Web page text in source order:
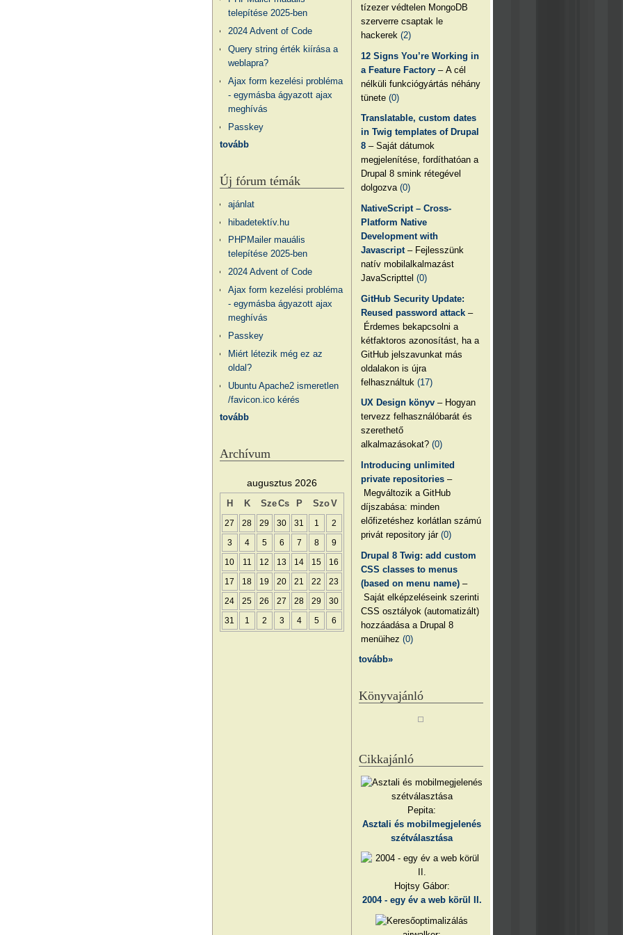
tízezer védtelen MongoDB
szerverre csaptak le
hackerek(2)
12 Signs You’re Working in
a Feature Factory – A cél
nélküli funkciógyártás néhány
tünete(0)
Translatable, custom dates
in Twig templates of Drupal
8 – Saját dátumok
megjelenítése, fordíthatóan a
Drupal 8 smink rétegével
dolgozva(0)
NativeScript – Cross-
Platform Native
Development with
Javascript – Fejlesszünk
natív mobilalkalmazást
JavaScripttel(0)
GitHub Security Update:
Reused password attack –
Érdemes bekapcsolni a
kétfaktoros azonosítást, ha a
GitHub jelszavunkat más
oldalakon is újra
felhasználtuk(17)
UX Design könyv – Hogyan
tervezz felhasználóbarát és
szerethető
alkalmazásokat?(0)
Introducing unlimited
private repositories –
Megváltozik a GitHub
díjszabása: minden
előfizetéshez korlátlan számú
privát repository jár(0)
Drupal 8 Twig: add custom
CSS classes to menus
(based on menu name) –
Saját elképzeléseink szerinti
CSS osztályok (automatizált)
hozzáadása a Drupal 8
menüihez(0)
tovább»
Könyvajánló
Cikkajánló
Pepita:
Asztali és mobilmegjelenés
szétválasztása
Hojtsy Gábor:
2004 - egy év a web körül II.
telepítése 2025-ben
2024 Advent of Code
Query string érték kiírása a
weblapra?
Ajax form kezelési probléma
- egymásba ágyazott ajax
meghívás
Passkey
tovább
Új fórum témák
ajánlat
hibadetektív.hu
PHPMailer mauális
telepítése 2025-ben
2024 Advent of Code
Ajax form kezelési probléma
- egymásba ágyazott ajax
meghívás
Passkey
Miért létezik még ez az
oldal?
Ubuntu Apache2 ismeretlen
/favicon.ico kérés
tovább
Archívum
augusztus 2026
H K SzeCs P SzoV
27 28 29 30 31 1 2
3 4 5 6 7 8 9
10 11 12 13 14 15 16
17 18 19 20 21 22 23
24 25 26 27 28 29 30
31 1 2 3 4 5 6